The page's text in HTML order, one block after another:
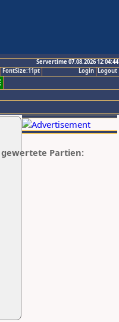
Servertime 07.08.2026 12:04:44
Logout
Login
FontSize:11pt
gewertete Partien: